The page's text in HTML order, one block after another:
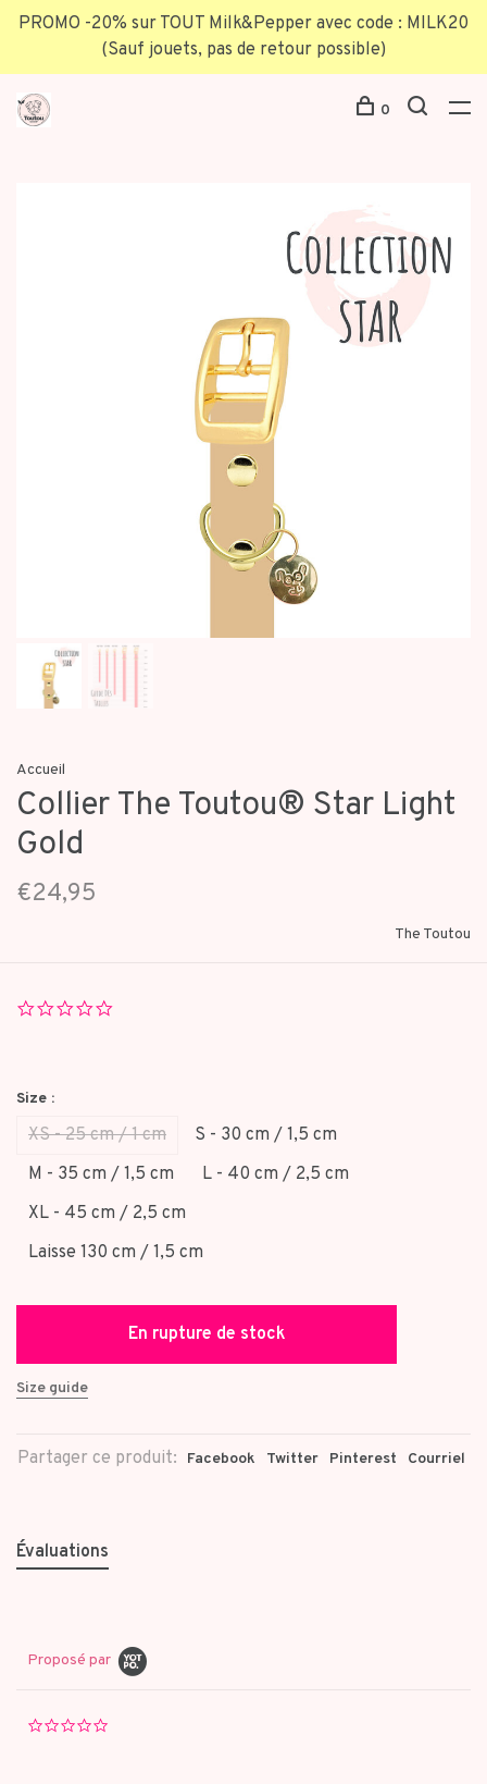
PROMO -20% sur TOUT Milk&Pepper avec code : MILK20
(Sauf jouets, pas de retour possible)
0
Accueil
Collier The Toutou® Star Light
Gold
€24,95
The Toutou
Size :
XS - 25 cm / 1 cm
S - 30 cm / 1,5 cm
M - 35 cm / 1,5 cm
L - 40 cm / 2,5 cm
XL - 45 cm / 2,5 cm
Laisse 130 cm / 1,5 cm
En rupture de stock
Size guide
Partager ce produit: Facebook Twitter Pinterest Courriel
Évaluations
Proposé par